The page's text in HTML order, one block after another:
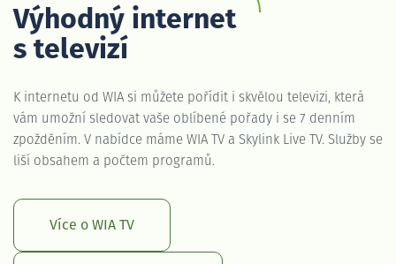
Výhodný internet
s televizí
K internetu od WIA si můžete pořídit i skvělou televizi, která
vám umožní sledovat vaše oblíbené pořady i se 7 denním
zpožděním. V nabídce máme WIA TV a Skylink Live TV. Služby se
liší obsahem a počtem programů.
Více o WIA TV